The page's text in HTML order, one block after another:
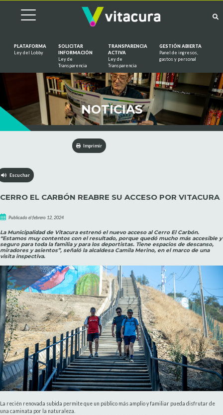
PLATAFORMA
Ley del Lobby
SOLICITAR
INFORMACIÓN
Ley de
Transparencia
TRANSPARENCIA
ACTIVA
Ley de
Transparencia
GESTIÓN ABIERTA
Panel de ingresos,
gastos y personal
NOTICIAS
Imprimir
Escuchar
CERRO EL CARBÓN REABRE SU ACCESO POR VITACURA
Publicado el febrero 12, 2024
La Municipalidad de Vitacura estrenó el nuevo acceso al Cerro El Carbón.
“Estamos muy contentos con el resultado, porque quedó mucho más accesible y
seguro para toda la familia y para los deportistas. Tiene espacios de descanso,
miradores y asientos”, señaló la alcaldesa Camila Merino, en el marco de una
visita inspectiva.
La recién renovada subida permite que un público más amplio y familiar pueda disfrutar de
una caminata por la naturaleza.